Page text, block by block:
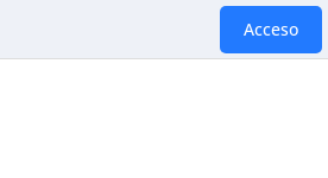
Acceso